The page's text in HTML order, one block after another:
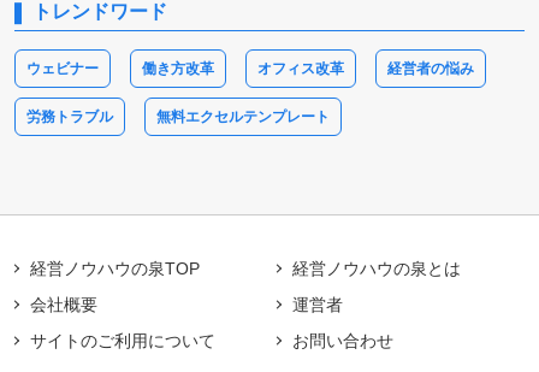
トレンドワード
ウェビナー 働き方改革 オフィス改革 経営者の悩み
労務トラブル 無料エクセルテンプレート
経営ノウハウの泉TOP
経営ノウハウの泉とは
会社概要
運営者
サイトのご利用について
お問い合わせ